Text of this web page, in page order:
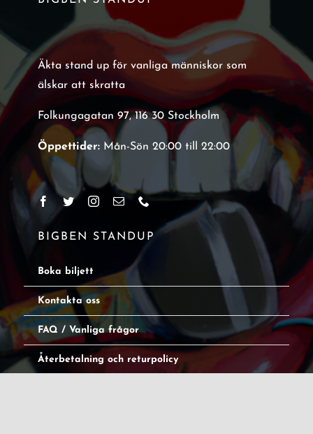
Äkta stand up för vanliga människor som
älskar att skratta
Folkungagatan 97, 116 30 Stockholm
Öppettider:Mån-Sön 20:00 till 22:00
BIGBEN STANDUP
Boka biljett
Kontakta oss
FAQ / Vanliga frågor
Återbetalning och returpolicy